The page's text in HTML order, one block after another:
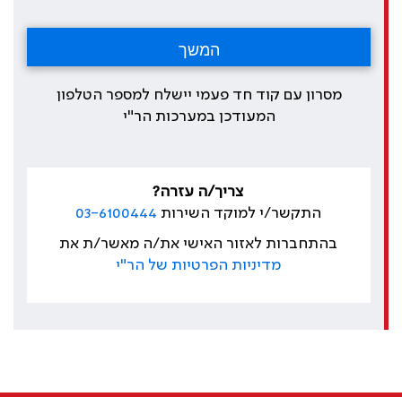
מסרון עם קוד חד פעמי יישלח למספר הטלפון
המעודכן במערכות הר"י
צריך/ה עזרה?
התקשר/י למוקד השירות 03-6100444
בהתחברות לאזור האישי את/ה מאשר/ת את
מדיניות הפרטיות של הר"י